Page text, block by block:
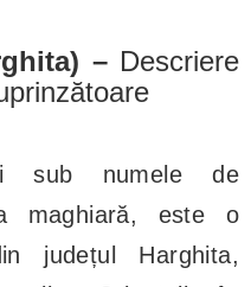
– Descriere
sub numele de
maghiară, este o
județul Harghita,